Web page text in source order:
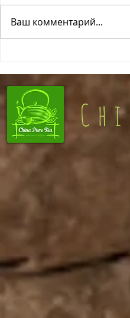
ОФИС РЕЛАКС
Ваш комментарий...